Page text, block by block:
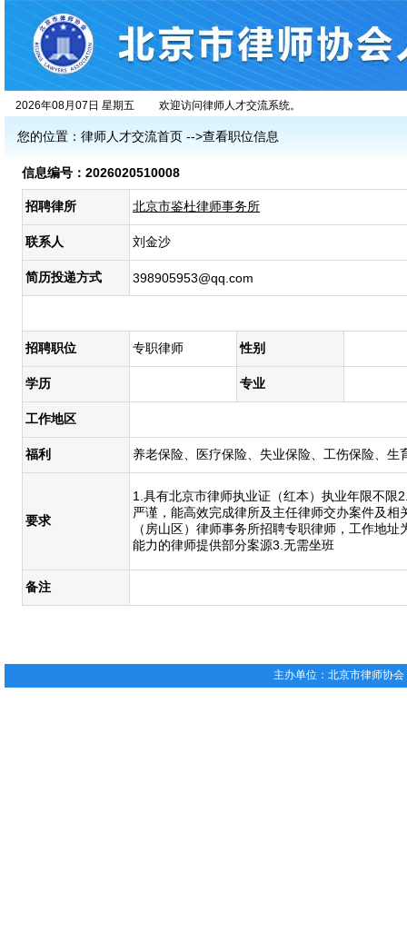
2026年08月07日 星期五 欢迎访问律师人才交流系统。
您的位置： 律师人才交流首页 -->查看职位信息
信息编号：2026020510008
招聘律所 北京市鉴杜律师事务所
联系人 刘金沙
简历投递方式 398905953@qq.com
招聘职位 专职律师 性别
学历 专业
工作地区
福利 养老保险、医疗保险、失业保险、工伤保险、生
要求
1.具有北京市律师执业证（红本）执业年限不
严谨，能高效完成律所及主任律师交办案件及
（房山区）律师事务所招聘专职律师，工作地
能力的律师提供部分案源3.无需坐班
备注
主办单位：北京市律师协